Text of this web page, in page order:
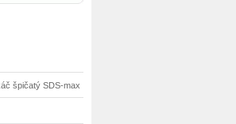
špičatý SDS-max